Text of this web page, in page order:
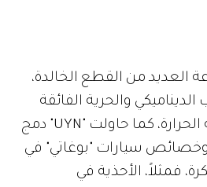
العديد من القطع الخالدة،
والحرية الفائقة
للحركة والتهوية ودرجة الحرارة، كما حاولت "UYN" دمج
سيارات "بوغاتي" في
فمثلاً، الأحذية في